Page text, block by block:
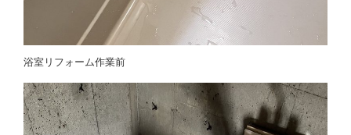
浴室リフォーム作業前